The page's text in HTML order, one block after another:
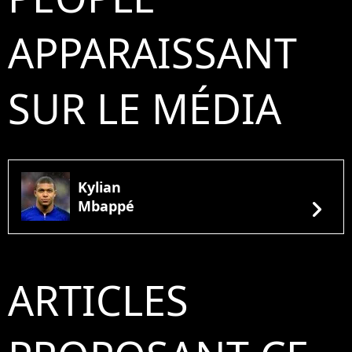
APPARAISSANT
SUR LE MÉDIA
Kylian
Mbappé
chevron_right
ARTICLES